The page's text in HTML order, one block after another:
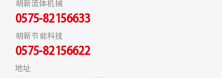
明新流体机械
0575-82156633
明新节能科技
0575-82156622
地址